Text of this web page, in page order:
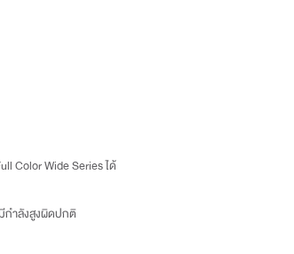
Color Wide Series ได้
กำลังสูงผิดปกติ